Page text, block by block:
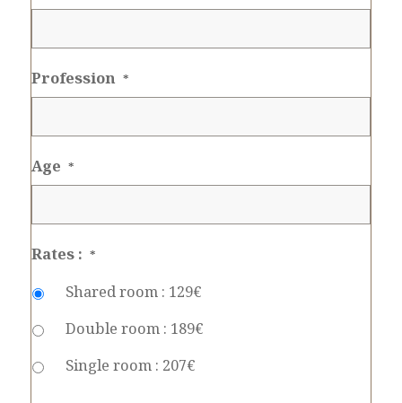
Profession *
Age *
Rates : *
Shared room : 129€
Double room : 189€
Single room : 207€